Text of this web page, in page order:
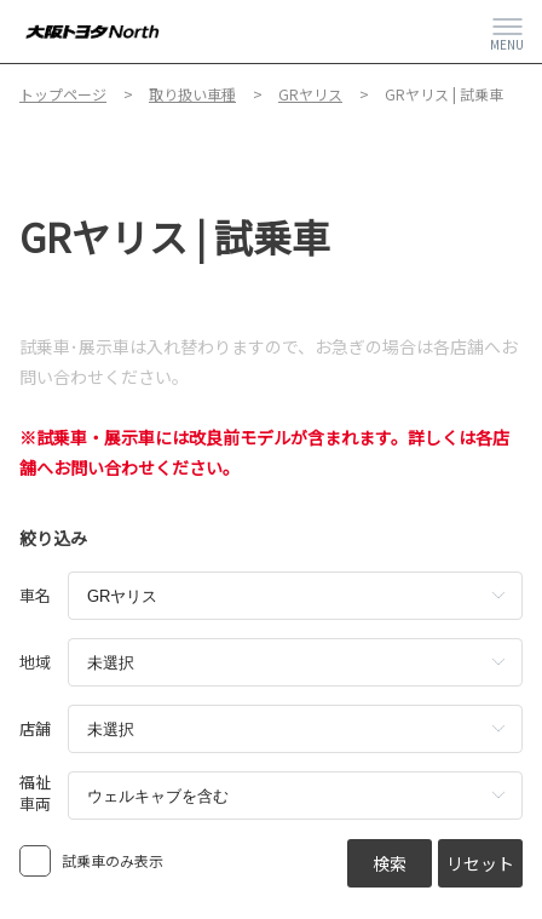
MENU
トップページ 取り扱い車種 GRヤリス GRヤリス | 試乗車
GRヤリス | 試乗車
試乗車･展示車は入れ替わりますので、 お急ぎの場合は各店舗へお
問い合わせください。
※試乗車・展示車には改良前モデルが含まれます。詳しくは各店
舗へお問い合わせください。
絞り込み
車名
地域
店舗
福祉
車両
試乗車のみ表示 検索 リセット